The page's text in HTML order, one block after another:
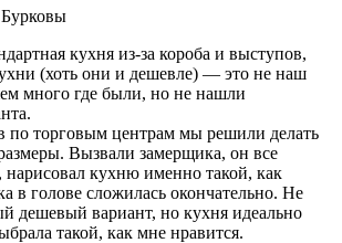
кухня из-за короба и выступов,
(хоть они и дешевле) — это не наш
много где были, но не нашли
по торговым центрам мы решили делать
Вызвали замерщика, он все
нарисовал кухню именно такой, как
в голове сложилась окончательно. Не
дешевый вариант, но кухня идеально
такой, как мне нравится.